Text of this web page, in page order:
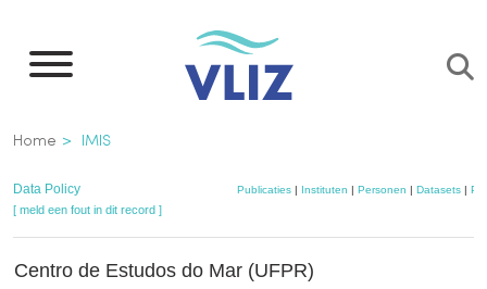
naar
inhoud
gaan
Kruimelpad
Home IMIS
Data Policy Publicaties| Instituten | Personen | Datasets|
[ meld een fout in dit record ]
Centro de Estudos do Mar (UFPR)